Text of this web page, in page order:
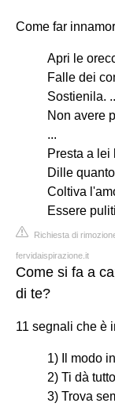
Come far
Apri le
Falle dei
Sostienila.
Non avere
...
Presta a lei
Dille
Coltiva
Essere
Richiesta di
fervidaispirazione.it
Come si fa a
di te?
11 segnali che è
1) Il modo
2) Ti dà
3) Trova